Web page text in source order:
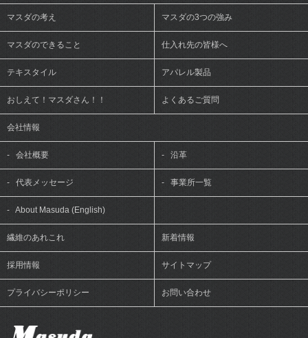
マスダの考え マスダの3つの強み
マスダのできること 仕入れ先の皆様へ
テキスタイル アパレル製品
おしえて！マスダさん！！ よくあるご質問
会社情報
- 会社概要 - 沿革
- 代表メッセージ - 事業所一覧
- About Masuda (English)
繊維のあれこれ 新着情報
採用情報 サイトマップ
プライバシーポリシー お問い合わせ